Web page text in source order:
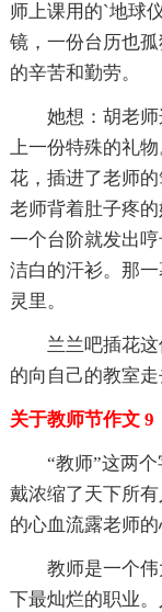
师上课用的`地球
镜，一份台历也
的辛苦和勤劳。
她想：胡老师
上一份特殊的礼
花，插进了老师
老师背着肚子疼
一个台阶就发出
洁白的汗衫。那
灵里。
兰兰吧插花这
的向自己的教室
关于教师节作文 9
“教师”这两个
戴浓缩了天下所
的心血流露老师的
教师是一个伟
下最灿烂的职业